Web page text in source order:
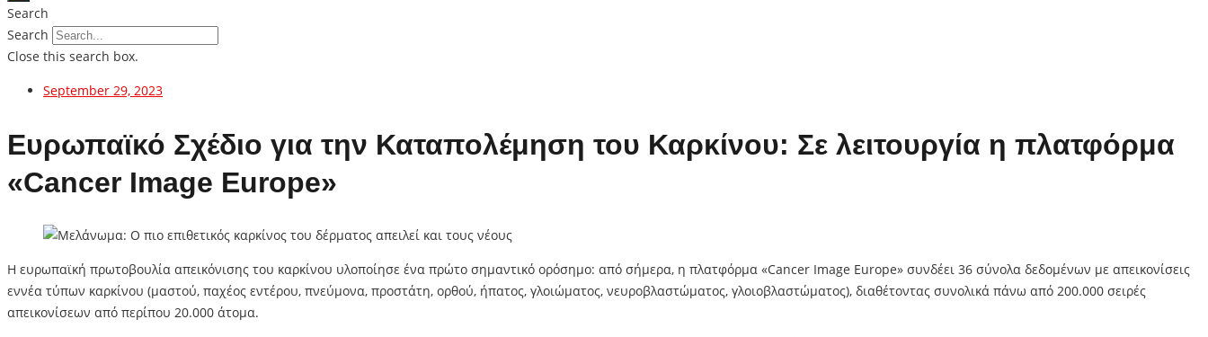
Search
Search
Close this search box.
September 29, 2023
Ευρωπαϊκό Σχέδιο για την Καταπολέμηση του Καρκίνου: Σε λειτουργία η πλατφόρμα
«Cancer Image Europe»
Η ευρωπαϊκή πρωτοβουλία απεικόνισης του καρκίνου υλοποίησε ένα πρώτο σημαντικό ορόσημο: από σήμερα, η πλατφόρμα «Cancer Image Europe» συνδέει 36 σύνολα δεδομένων με απεικονίσεις
εννέα τύπων καρκίνου (μαστού, παχέος εντέρου, πνεύμονα, προστάτη, ορθού, ήπατος, γλοιώματος, νευροβλαστώματος, γλοιοβλαστώματος), διαθέτοντας συνολικά πάνω από 200.000 σειρές
απεικονίσεων από περίπου 20.000 άτομα.